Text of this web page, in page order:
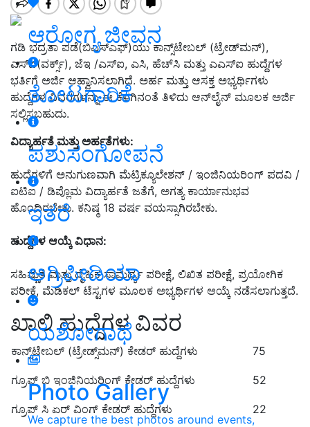
ಆರೋಗ್ಯ ಜೀವನ
ತೋಟಗಾರಿಕೆ
ಪಶುಸಂಗೋಪನೆ
ಇತರೆ
ಅಗ್ರಿಪೀಡಿಯಾ
ಯಶೋಗಾಥೆ
Photo Gallery
We capture the best photos around events,
ಗಡಿ ಭದ್ರತಾ ಪಡೆ(ಬಿಎಸ್‌ಎಫ್‌)ಯು ಕಾನ್ಸ್‌ಟೇಬಲ್‌ (ಟ್ರೇಡ್‌ಮನ್),
ಎಸ್‌ಐ(ವರ್ಕ್ಸ್‌), ಜೆಇ /ಎಸ್‌ಐ, ಎಸಿ, ಹೆಚ್‌ಸಿ ಮತ್ತು ಎಎಸ್‌ಐ ಹುದ್ದೆಗಳ
ಭರ್ತಿಗೆ ಅರ್ಜಿ ಆಹ್ವಾನಿಸಲಾಗಿದೆ. ಅರ್ಹ ಮತ್ತು ಆಸಕ್ತ ಅಭ್ಯರ್ಥಿಗಳು
ಹುದ್ದೆಗಳ ವಿವರಗಳನ್ನು ಈ ಕೆಳಗಿನಂತೆ ತಿಳಿದು ಆನ್‌ಲೈನ್‌ ಮೂಲಕ ಅರ್ಜಿ
ಸಲ್ಲಿಸಬಹುದು.
ವಿದ್ಯಾರ್ಹತೆ ಮತ್ತು ಅರ್ಹತೆಗಳು:
ಹುದ್ದೆಗಳಿಗೆ ಅನುಗುಣವಾಗಿ ಮೆಟ್ರಿಕ್ಯೂಲೇಶನ್ / ಇಂಜಿನಿಯರಿಂಗ್ ಪದವಿ /
ಐಟಿಐ / ಡಿಪ್ಲೊಮ ವಿದ್ಯಾರ್ಹತೆ ಜತೆಗೆ, ಅಗತ್ಯ ಕಾರ್ಯಾನುಭವ
ಹೊಂದಿರಬೇಕು. ಕನಿಷ್ಠ 18 ವರ್ಷ ವಯಸ್ಸಾಗಿರಬೇಕು.
ಹುದ್ದೆಗಳ ಆಯ್ಕೆ ವಿಧಾನ:
ಸಹಿಷ್ಣುತೆ ಮತ್ತು ದೈಹಿಕ ಸಾಮರ್ಥ್ಯ ಪರೀಕ್ಷೆ, ಲಿಖಿತ ಪರೀಕ್ಷೆ, ಪ್ರಯೋಗಿಕ
ಪರೀಕ್ಷೆ, ಮೆಡಿಕಲ್ ಟೆಸ್ಟಗಳ ಮೂಲಕ ಅಭ್ಯರ್ಥಿಗಳ ಆಯ್ಕೆ ನಡೆಸಲಾಗುತ್ತದೆ.
ಖಾಲಿ ಹುದ್ದೆಗಳ ವಿವರ
ಕಾನ್ಸ್‌ಟೇಬಲ್ (ಟ್ರೇಡ್ಸ್‌ಮನ್) ಕೇಡರ್ ಹುದ್ದೆಗಳು 75
ಗ್ರೂಪ್‌ ಬಿ ಇಂಜಿನಿಯರಿಂಗ್ ಕೇಡರ್ ಹುದ್ದೆಗಳು 52
ಗ್ರೂಪ್ ಸಿ ಏರ್ ವಿಂಗ್ ಕೇಡರ್ ಹುದ್ದೆಗಳು 22